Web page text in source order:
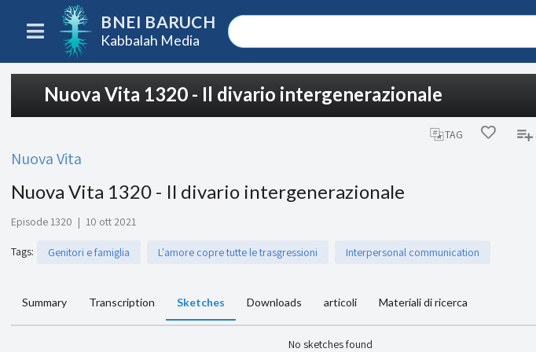
BNEI BARUCH
Kabbalah Media
Nuova Vita 1320 - Il divario intergenerazionale
TAG
Nuova Vita
Nuova Vita 1320 - Il divario intergenerazionale
Episode 1320 | 10 ott 2021
Tags: Genitori e famiglia L'amore copre tutte le trasgressioni Interpersonal communication
Summary Transcription Sketches Downloads articoli Materiali di ricerca
No sketches found